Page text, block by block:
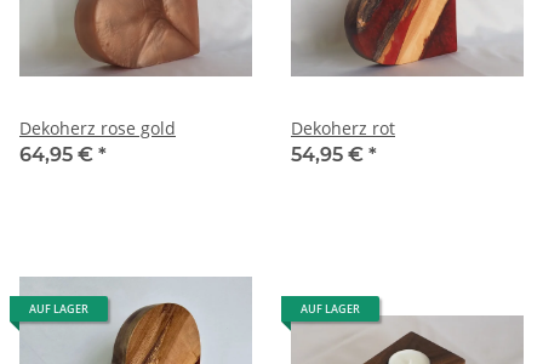
Dekoherz rose gold
64,95 € *
Dekoherz rot
54,95 € *
AUF LAGER AUF LAGER